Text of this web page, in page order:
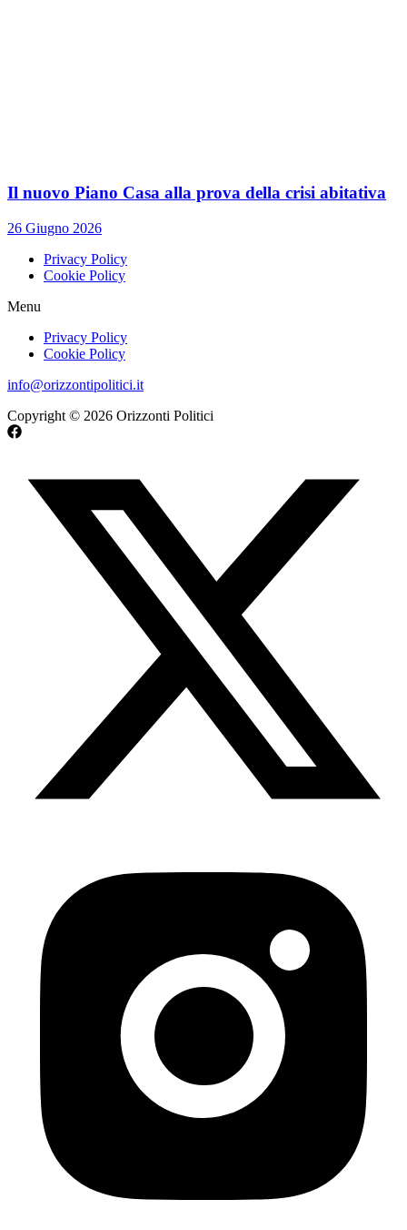
Il nuovo Piano Casa alla prova della crisi abitativa
26 Giugno 2026
Privacy Policy
Cookie Policy
Menu
Privacy Policy
Cookie Policy
info@orizzontipolitici.it
Copyright © 2026 Orizzonti Politici